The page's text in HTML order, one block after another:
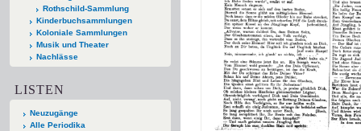
Rothschild-Sammlung
Kinderbuchsammlungen
Koloniale Sammlungen
Musik und Theater
Nachlässe
LISTEN
Neuzugänge
Alle Periodika